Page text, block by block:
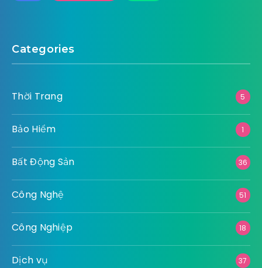
Categories
Thời Trang 5
Bảo Hiểm 1
Bất Động Sản 36
Công Nghệ 51
Công Nghiệp 18
Dịch vụ 37